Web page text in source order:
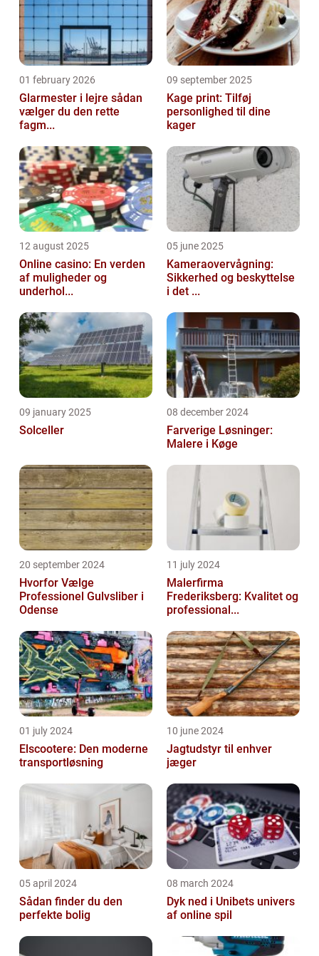
01 february 2026
Glarmester i lejre sådan
vælger du den rette
fagm...
09 september 2025
Kage print: Tilføj
personlighed til dine
kager
12 august 2025
Online casino: En verden
af muligheder og
underhol...
05 june 2025
Kameraovervågning:
Sikkerhed og beskyttelse
i det ...
09 january 2025
Solceller
08 december 2024
Farverige Løsninger:
Malere i Køge
20 september 2024
Hvorfor Vælge
Professionel Gulvsliber i
Odense
11 july 2024
Malerfirma
Frederiksberg: Kvalitet og
professional...
01 july 2024
Elscootere: Den moderne
transportløsning
10 june 2024
Jagtudstyr til enhver
jæger
05 april 2024
Sådan finder du den
perfekte bolig
08 march 2024
Dyk ned i Unibets univers
af online spil